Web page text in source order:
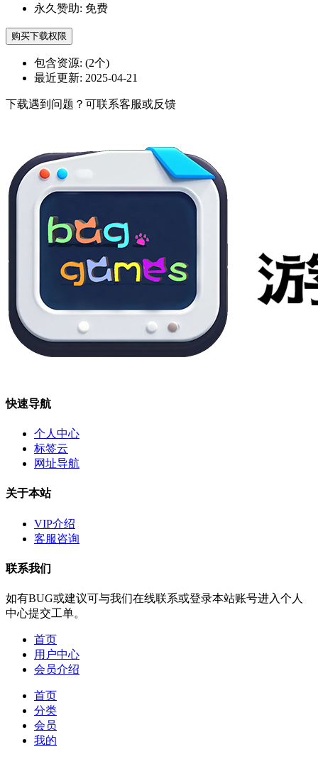
永久赞助: 免费
购买下载权限
包含资源: (2个)
最近更新: 2025-04-21
下载遇到问题？可联系客服或反馈
快速导航
个人中心
标签云
网址导航
关于本站
VIP介绍
客服咨询
联系我们
如有BUG或建议可与我们在线联系或登录本站账号进入个人
中心提交工单。
首页
用户中心
会员介绍
首页
分类
会员
我的